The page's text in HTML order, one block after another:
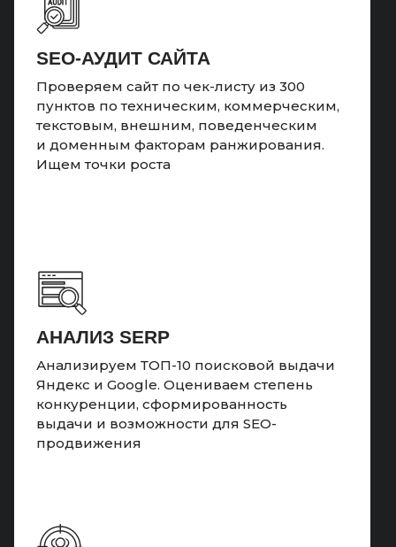
АНАЛИЗ SERP
Анализируем ТОП-10 поисковой выдачи
Яндекс и Google. Оцениваем степень
конкуренции, сформированность
выдачи и возможности для SEO-
продвижения
SEO-АУДИТ САЙТА
Проверяем сайт по чек-листу из 300
пунктов по техническим, коммерческим,
текстовым, внешним, поведенческим
и доменным факторам ранжирования.
Ищем точки роста